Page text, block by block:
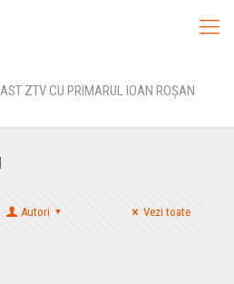
ZTV CU PRIMARUL IOAN ROŞAN
Autori Vezi toate